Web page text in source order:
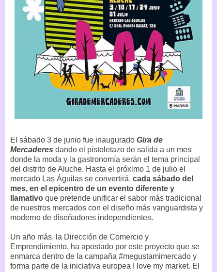
El sábado 3 de junio fue inaugurado Gira de
Mercaderes dando el pistoletazo de salida a un mes
donde la moda y la gastronomía serán el tema principal
del distrito de Aluche. Hasta el próximo 1 de julio el
mercado Las Águilas se convertirá, cada sábado del
mes, en el epicentro de un evento diferente y
llamativo que pretende unificar el sabor más tradicional
de nuestros mercados con el diseño más vanguardista y
moderno de diseñadores independientes.
Un año más, la Dirección de Comercio y
Emprendimiento, ha apostado por este proyecto que se
enmarca dentro de la campaña #megustamimercado y
forma parte de la iniciativa europea I love my market. El